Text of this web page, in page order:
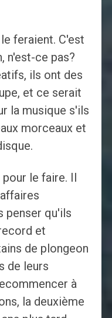
feraient. C'est
n'est-ce pas?
ils ont des
et ce serait
la musique s'ils
morceaux et
le faire. Il
penser qu'ils
et
de plongeon
de leurs
à
la deuxième